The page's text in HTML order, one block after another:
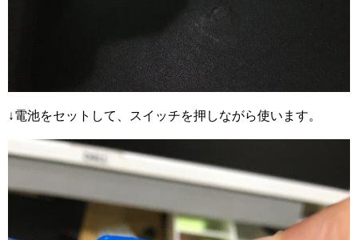
↓電池をセットして、スイッチを押しながら使います。